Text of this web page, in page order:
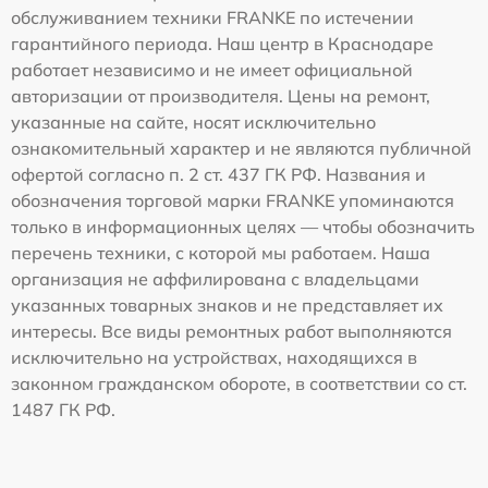
обслуживанием техники FRANKE по истечении
гарантийного периода. Наш центр в Краснодаре
работает независимо и не имеет официальной
авторизации от производителя. Цены на ремонт,
указанные на сайте, носят исключительно
ознакомительный характер и не являются публичной
офертой согласно п. 2 ст. 437 ГК РФ. Названия и
обозначения торговой марки FRANKE упоминаются
только в информационных целях — чтобы обозначить
перечень техники, с которой мы работаем. Наша
организация не аффилирована с владельцами
указанных товарных знаков и не представляет их
интересы. Все виды ремонтных работ выполняются
исключительно на устройствах, находящихся в
законном гражданском обороте, в соответствии со ст.
1487 ГК РФ.